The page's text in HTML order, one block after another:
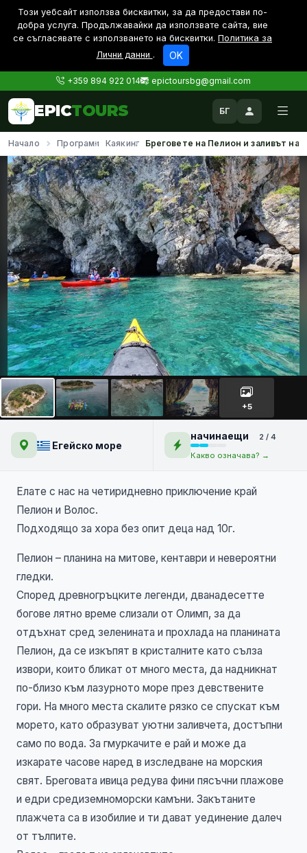
Този уебсайт използва бисквитки, за да предостави по-
дoбра услуга. Продължавайки да използвате сайта, вие
се съгласявате с използването на бисквитки. Политика за
Лични данни . OK
+359 894 922 014 epictoursbg@gmail.com
EPICTOURS БГ
Начало Програми Каякинг Бреговете на Пелион и заливът на
Бреговете на Пелион и
заливът на аргонавтите |
4 дни
+5
Егейско море
начинаещи
2 / 4
Какво означава? →
Елате с нас на четиридневно приключение край
Пелион и Волос.
Подходящо за хора без опит деца над 10г.
Пелион – планина на митове, кентаври и невероятни
гледки.
Според древногръцките легенди, дванадесетте
богове лятно време слизали от Олимп, за да
отдъхнат сред зеленината и прохлада на планината
Пелион, да се изкъпят в кристалните като сълза
извори, които бликат от много места, да надникнат
по-близо към лазурното море през девствените
гори. На много места скалите рязко се спускат към
морето, като образуват уютни заливчета, достъпни
само по вода. За гмуркачите е рай и може да
изкарате часове наред в изследване на морския
свят. Бреговата ивица редува фини пясъчни плажове
и едри средиземноморски камъни. Закътаните
плажчета са в изобилие и ти дават уединение далеч
от тълпите.